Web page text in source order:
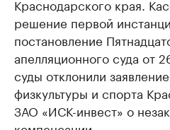
Краснодарского края.
решение первой
постановление
апелляционного суда от
суды отклонили
физкультуры и спорта
ЗАО «ИСК-инвест» о